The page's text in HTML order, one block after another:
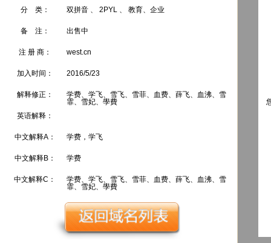
分 类： 双拼音 、 2PYL 、 教育、企业
备 注： 出售中
注 册 商： west.cn
加入时间： 2016/5/23
解释修正：
学费、学飞、雪飞、雪菲、血费、薛飞、血沸、雪
霏、雪妃、學費
英语解释：
中文解释A： 学费，学飞
中文解释B： 学费
中文解释C：
学费、学飞、雪飞、雪菲、血费、薛飞、血沸、雪
霏、雪妃、學費